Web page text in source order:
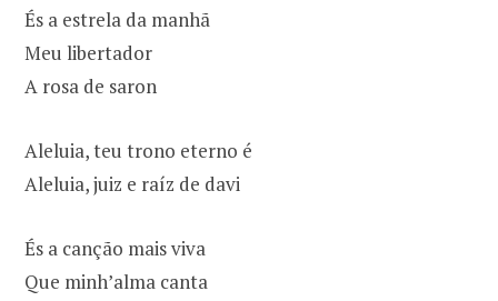
És a estrela da manhã
Meu libertador
A rosa de saron
Aleluia, teu trono eterno é
Aleluia, juiz e raíz de davi
És a canção mais viva
Que minh’alma canta